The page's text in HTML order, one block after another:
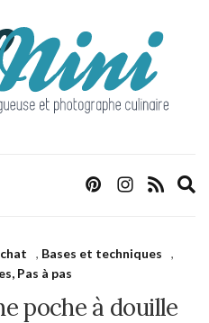
, Bases et techniques
,
Pas à pas
poche à douille